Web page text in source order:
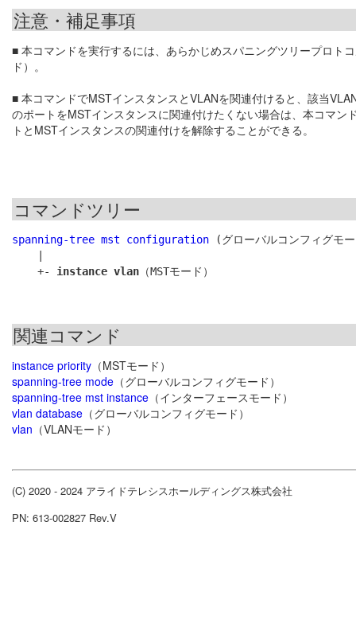
注意・補足事項
■ 本コマンドを実行するには、あらかじめスパニングツリープロト
ド）。
■ 本コマンドでMSTインスタンスとVLANを関連付けると、該当
のポートをMSTインスタンスに関連付けたくない場合は、本コマン
トとMSTインスタンスの関連付けを解除することができる。
コマンドツリー
spanning-tree mst configuration (グローバルコンフィグモ
    +-
instance vlan
関連コマンド
instance priority （MSTモード）
spanning-tree mode （グローバルコンフィグモード）
spanning-tree mst instance （インターフェースモード）
vlan database （グローバルコンフィグモード）
vlan （VLANモード）
(C) 2020 - 2024 アライドテレシスホールディングス株式会社
PN: 613-002827 Rev.V